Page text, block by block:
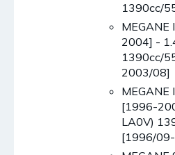
1390cc/
2004] -
1390cc/
2003/08]
MEGANE
[1996-
LA0V)
[1996/